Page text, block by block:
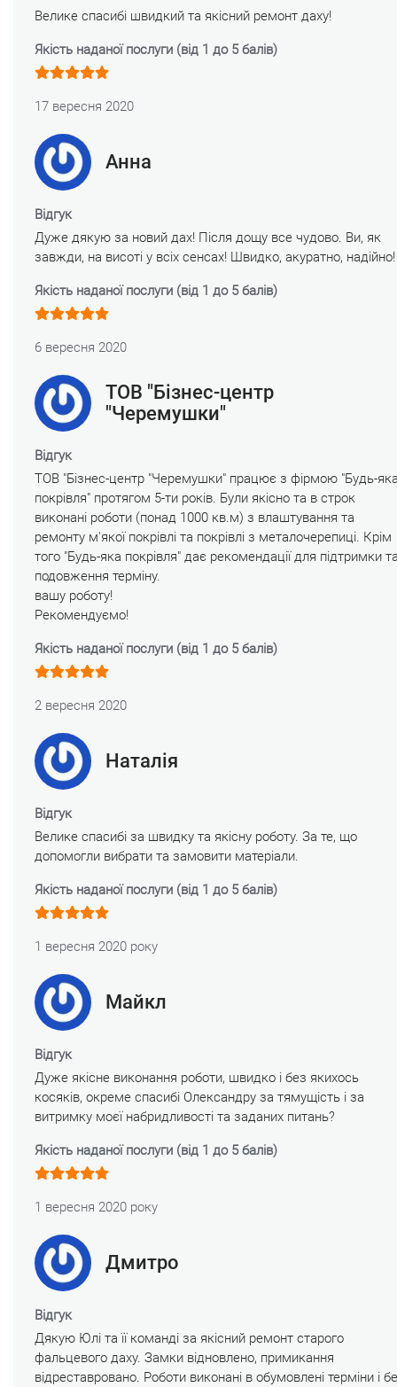
Велике спасибі швидкий та якісний ремонт даху!
Якість наданої послуги (від 1 до 5 балів)
17 вересня 2020
Анна
Відгук
Дуже дякую за новий дах! Після дощу все чудово. Ви, як
завжди, на висоті у всіх сенсах! Швидко, акуратно, надійно!
Якість наданої послуги (від 1 до 5 балів)
6 вересня 2020
ТОВ "Бізнес-центр
"Черемушки"
Відгук
ТОВ "Бізнес-центр "Черемушки" працює з фірмою "Будь-
покрівля" протягом 5-ти років. Були якісно та в строк
виконані роботи (понад 1000 кв.м) з влаштування та
ремонту м'якої покрівлі та покрівлі з металочерепиці. Крім
того "Будь-яка покрівля" дає рекомендації для підтримки
подовження терміну.
вашу роботу!
Рекомендуємо!
Якість наданої послуги (від 1 до 5 балів)
2 вересня 2020
Наталія
Відгук
Велике спасибі за швидку та якісну роботу. За те, що
допомогли вибрати та замовити матеріали.
Якість наданої послуги (від 1 до 5 балів)
1 вересня 2020 року
Майкл
Відгук
Дуже якісне виконання роботи, швидко і без якихось
косяків, окреме спасибі Олександру за тямущість і за
витримку моєї набридливості та заданих питань?
Якість наданої послуги (від 1 до 5 балів)
1 вересня 2020 року
Дмитро
Відгук
Дякую Юлі та її команді за якісний ремонт старого
фальцевого даху. Замки відновлено, примикання
відреставровано. Роботи виконані в обумовлені терміни і